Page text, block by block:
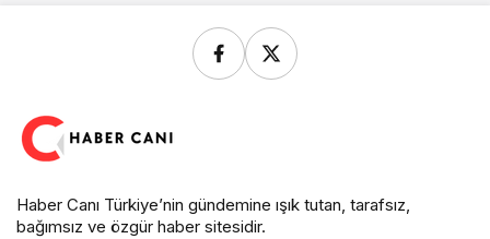
Haber Canı Türkiye’nin gündemine ışık tutan, tarafsız,
bağımsız ve özgür haber sitesidir.